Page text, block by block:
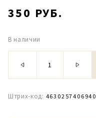
350 РУБ.
В наличии
Штрих-код: 4630257406940